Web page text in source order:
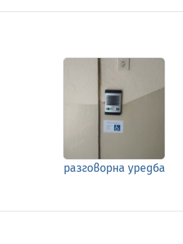
разговорна уредба